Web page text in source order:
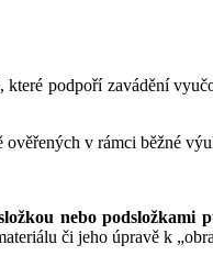
podpoří zavádění
v rámci běžné
nebo podsložkami
či jeho úpravě k